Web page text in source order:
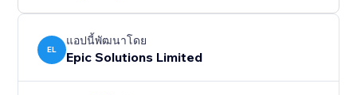
EL
แอปนี้พัฒนาโดย
Epic Solutions Limited